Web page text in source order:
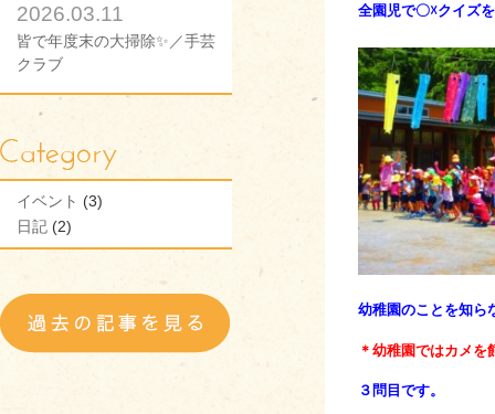
2026.03.11
皆で年度末の大掃除✨／手芸
クラブ
イベント (3)
日記 (2)
全園児で〇☓クイズ
幼稚園のことを知ら
＊幼稚園ではカメ
３問目です。